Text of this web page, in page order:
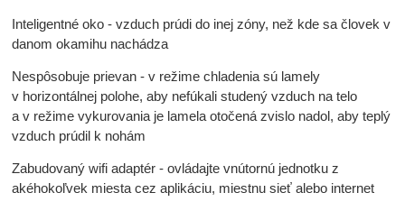
Inteligentné oko - vzduch prúdi do inej zóny, než kde sa človek v
danom okamihu nachádza
Nespôsobuje prievan - v režime chladenia sú lamely
v horizontálnej polohe, aby nefúkali studený vzduch na telo
a v režime vykurovania je lamela otočená zvislo nadol, aby teplý
vzduch prúdil k nohám
Zabudovaný wifi adaptér - ovládajte vnútornú jednotku z
akéhokoľvek miesta cez aplikáciu, miestnu sieť alebo internet